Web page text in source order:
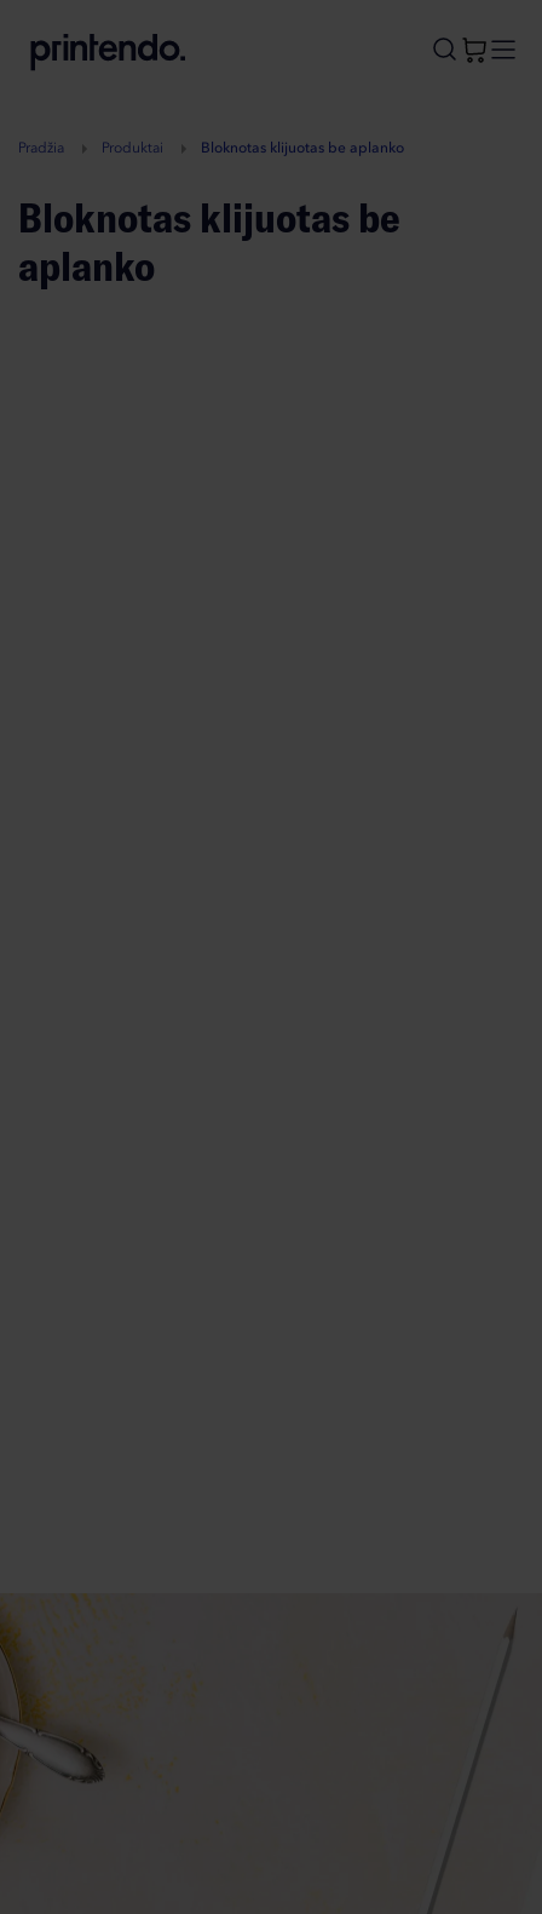
A
Pradžia Produktai Bloknotas klijuotas be aplanko
Bloknotas klijuotas be
aplanko